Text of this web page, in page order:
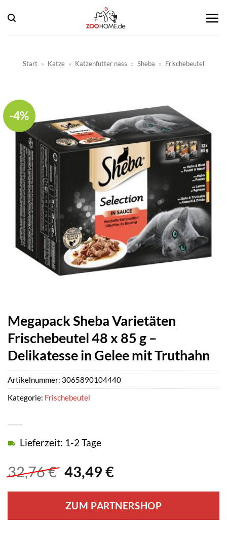
Inhalt
springen
Start » Katze » Katzenfutter nass » Sheba » Frischebeutel
-4%
Megapack Sheba Varietäten
Frischebeutel 48 x 85 g –
Delikatesse in Gelee mit Truthahn
32,76€ Ursprünglicher
war:
32,76 €
43,49 €Aktueller
ist:
43,49 €.
Lieferzeit: 1-2 Tage
ZUM PARTNERSHOP
Artikelnummer: 3065890104440
Kategorie: Frischebeutel